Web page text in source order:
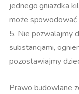
jednego gniazdka
może spowodować
5. Nie pozwalajmy
substancjami,
pozostawiajmy
Prawo budowlane